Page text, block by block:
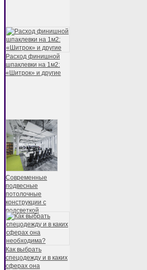
Расход финишной
шпаклевки на 1м2:
«Шитрок» и другие
Современные
подвесные
потолочные
конструкции с
подсветкой
Как выбрать
спецодежду и в каких
сферах она